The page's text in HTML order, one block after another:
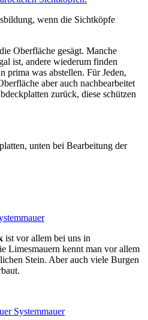
wenn die Sichtköpfe
Oberfläche gesägt. Manche
ist, andere wiederum finden
prima was abstellen. Für Jeden,
aber auch nachbearbeitet
zurück, diese schützen
unten bei Bearbeitung der
ist vor allem bei uns in
Limesmauern kennt man vor allem
Stein. Aber auch viele Burgen